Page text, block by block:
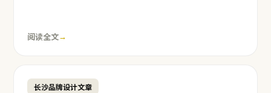
阅读全文→
长沙品牌设计文章